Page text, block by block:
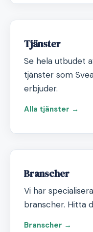
Tjänster
Se hela utbudet
tjänster som
erbjuder.
Alla tjänster →
Branscher
Vi har
branscher. Hitta
Branscher →